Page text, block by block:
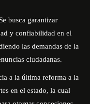
Se busca garantizar
y confiabilidad en el
las demandas de la
ciudadanas.
a la última reforma a la
en el estado, la cual